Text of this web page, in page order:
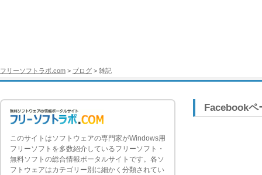
フリーソフトラボ.com > ブログ > 雑記
このサイトはソフトウェアの専門家がWindows用
フリーソフトを多数紹介しているフリーソフト・
無料ソフトの総合情報ポータルサイトです。各ソ
フトウェアはカテゴリー別に細かく分類されてい
Facebookペ